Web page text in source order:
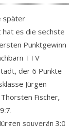
später
hat es die sechste
Punktgewinn
TTV
der 6 Punkte
Jürgen
Fischer,
souverän 3:0